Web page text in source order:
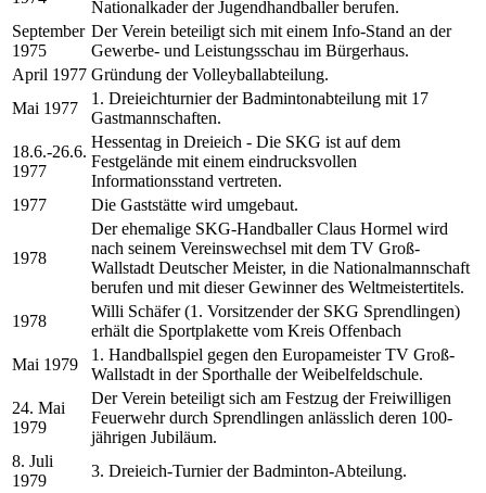
Nationalkader der Jugendhandballer berufen.
September
1975
Der Verein beteiligt sich mit einem Info-Stand an der
Gewerbe- und Leistungsschau im Bürgerhaus.
April 1977 Gründung der Volleyballabteilung.
Mai 1977
1. Dreieichturnier der Badmintonabteilung mit 17
Gastmannschaften.
18.6.-26.6.
1977
Hessentag in Dreieich - Die SKG ist auf dem
Festgelände mit einem eindrucksvollen
Informationsstand vertreten.
1977
Die Gaststätte wird umgebaut.
1978
Der ehemalige SKG-Handballer Claus Hormel wird
nach seinem Vereinswechsel mit dem TV Groß-
Wallstadt Deutscher Meister, in die Nationalmannschaft
berufen und mit dieser Gewinner des Weltmeistertitels.
1978
Willi Schäfer (1. Vorsitzender der SKG Sprendlingen)
erhält die Sportplakette vom Kreis Offenbach
Mai 1979
1. Handballspiel gegen den Europameister TV Groß-
Wallstadt in der Sporthalle der Weibelfeldschule.
24. Mai
1979
Der Verein beteiligt sich am Festzug der Freiwilligen
Feuerwehr durch Sprendlingen anlässlich deren 100-
jährigen Jubiläum.
8. Juli
1979
3. Dreieich-Turnier der Badminton-Abteilung.